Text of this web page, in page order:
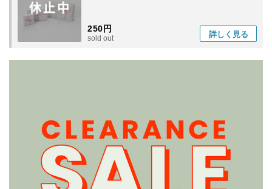
250円
sold out 詳しく 見る